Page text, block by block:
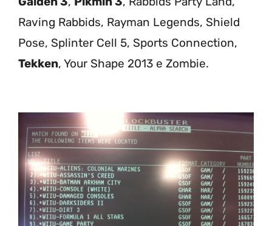
Raving Rabbids, Rayman Legends, Shield
Pose, Splinter Cell 5, Sports Connection,
Tekken, Your Shape 2013 e Zombie.